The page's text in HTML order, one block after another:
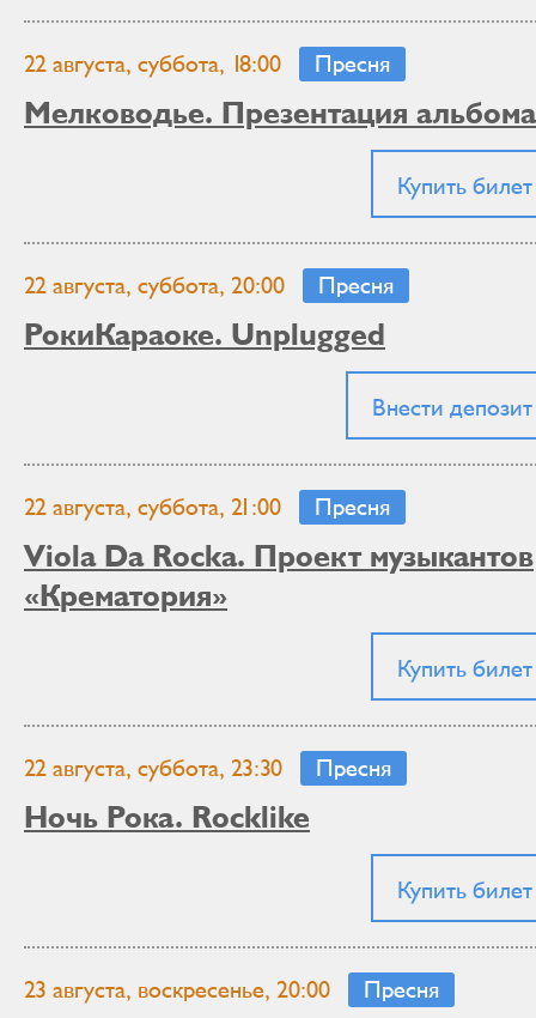
22 августа, суббота, 18:00 Пресня
Мелководье. Презентация альбома
Купить билет
22 августа, суббота, 20:00 Пресня
РокиКараоке. Unplugged
Внести депозит
22 августа, суббота, 21:00 Пресня
Viola Da Rocka. Проект музыкантов
«Крематория»
Купить билет
22 августа, суббота, 23:30 Пресня
Ночь Рока. Rocklike
Купить билет
23 августа, воскресенье, 20:00 Пресня